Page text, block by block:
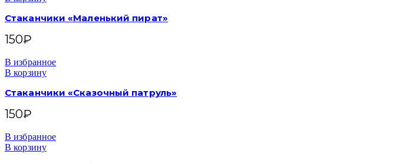
Стаканчики «Маленький пират»
150₽
В избранное
В корзину
Стаканчики «Сказочный патруль»
150₽
В избранное
В корзину